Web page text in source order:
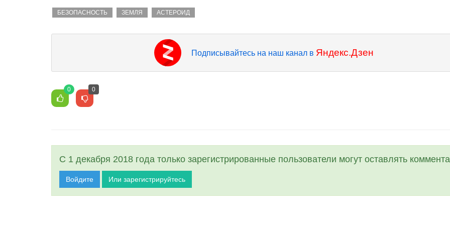
БЕЗОПАСНОСТЬ ЗЕМЛЯ АСТЕРОИД
Подписывайтесь на наш канал в Яндекс.Дзен
0 0
С 1 декабря 2018 года только зарегистрированные пользователи могут оставлять
Войдите Или зарегистрируйтесь